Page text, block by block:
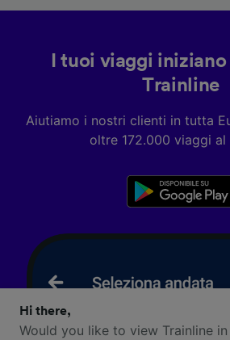
I tuoi viaggi
Trainline
Aiutiamo i nostri clienti in tutta
oltre 172.000 viaggi al
Hi there,
Would you like to view Trainline in